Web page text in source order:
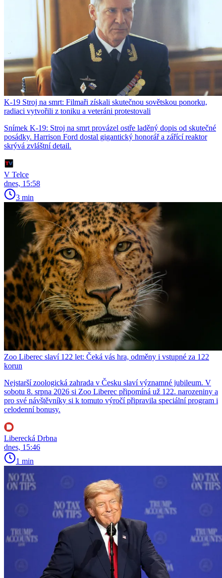
K-19 Stroj na smrt: Filmaři získali skutečnou sovětskou ponorku,
radiaci vytvořili z toniku a veteráni protestovali
Snímek K-19: Stroj na smrt provázel ostře laděný dopis od skutečné
posádky. Harrison Ford dostal gigantický honorář a zářící reaktor
skrývá zvláštní detail.
V Telce
dnes, 15:58
3 min
Zoo Liberec slaví 122 let: Čeká vás hra, odměny i vstupné za 122
korun
Nejstarší zoologická zahrada v Česku slaví významné jubileum. V
sobotu 8. srpna 2026 si Zoo Liberec připomíná už 122. narozeniny a
pro své návštěvníky si k tomuto výročí připravila speciální program i
celodenní bonusy.
Liberecká Drbna
dnes, 15:46
1 min